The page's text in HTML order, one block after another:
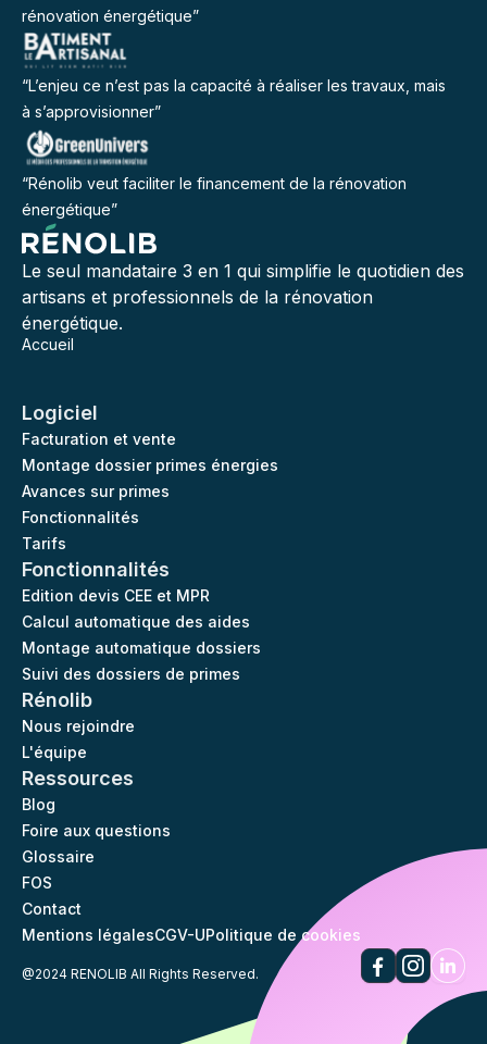
rénovation énergétique”
“L’enjeu ce n’est pas la capacité à réaliser les travaux, mais
à s’approvisionner”
“Rénolib veut faciliter le financement de la rénovation
énergétique”
Le seul mandataire 3 en 1 qui simplifie le quotidien des
artisans et professionnels de la rénovation
énergétique.
Accueil
Logiciel
Facturation et vente
Montage dossier primes énergies
Avances sur primes
Fonctionnalités
Tarifs
Fonctionnalités
Edition devis CEE et MPR
Calcul automatique des aides
Montage automatique dossiers
Suivi des dossiers de primes
Rénolib
Nous rejoindre
L'équipe
Ressources
Blog
Foire aux questions
Glossaire
FOS
Contact
Mentions légalesCGV-UPolitique de cookies
@2024 RENOLIB All Rights Reserved.